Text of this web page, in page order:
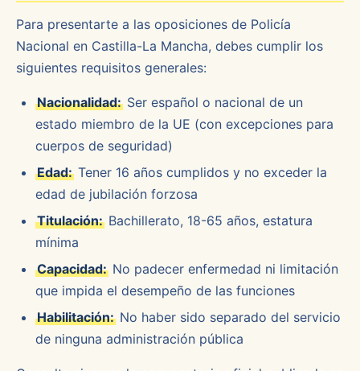
Para presentarte a las oposiciones de Policía
Nacional en Castilla-La Mancha, debes cumplir los
siguientes requisitos generales:
Nacionalidad: Ser español o nacional de un
estado miembro de la UE (con excepciones para
cuerpos de seguridad)
Edad: Tener 16 años cumplidos y no exceder la
edad de jubilación forzosa
Titulación: Bachillerato, 18-65 años, estatura
mínima
Capacidad: No padecer enfermedad ni limitación
que impida el desempeño de las funciones
Habilitación: No haber sido separado del servicio
de ninguna administración pública